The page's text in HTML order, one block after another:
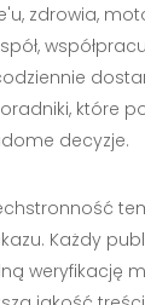
zdrowia,
które
decyzje.
Każdy
weryfikację